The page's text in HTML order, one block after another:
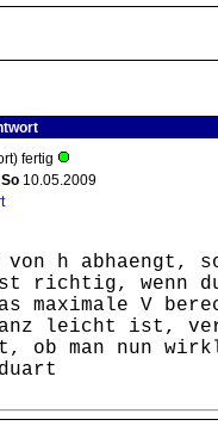
fertig
So 10.05.2009
von h
richtig, wenn du
maximale V
leicht ist,
ob man nun